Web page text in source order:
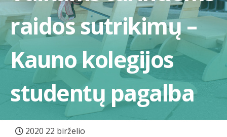
raidos sutrikimų –
Kauno kolegijos
studentų pagalba
2020 22 birželio